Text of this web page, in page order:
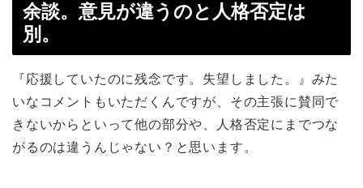
余談。意見が違うのと人格否定は
別。
『応援していたのに残念です。失望しました。』みた
いなコメントもいただくんですが、その主張に賛同で
きないからといって他の部分や、人格否定にまでつな
がるのは違うんじゃない？と思います。